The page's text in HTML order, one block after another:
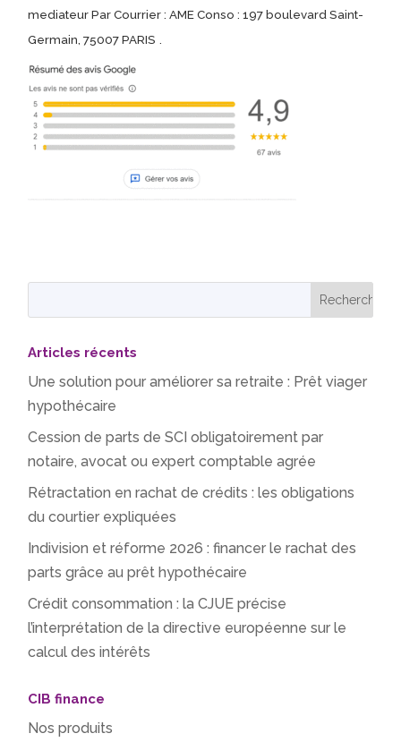
mediateur Par Courrier : AME Conso : 197 boulevard Saint-
Germain, 75007 PARIS
Articles récents
Une solution pour améliorer sa retraite : Prêt viager
hypothécaire
Cession de parts de SCI obligatoirement par
notaire, avocat ou expert comptable agrée
Rétractation en rachat de crédits : les obligations
du courtier expliquées
Indivision et réforme 2026 : financer le rachat des
parts grâce au prêt hypothécaire
Crédit consommation : la CJUE précise
l’interprétation de la directive européenne sur le
calcul des intérêts
CIB finance
Nos produits